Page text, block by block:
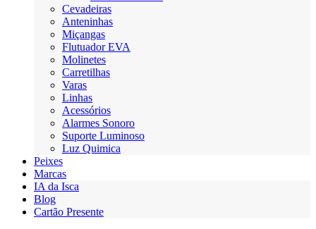
Cevadeiras
Anteninhas
Miçangas
Flutuador EVA
Molinetes
Carretilhas
Varas
Linhas
Acessórios
Alarmes Sonoro
Suporte Luminoso
Luz Quimica
Peixes
Marcas
IA da Isca
Blog
Cartão Presente